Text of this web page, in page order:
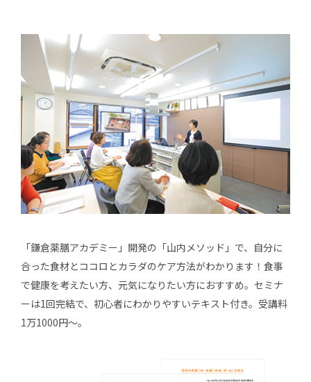
「鎌倉薬膳アカデミー」開発の「山内メソッド」で、自分に
合った食材とココロとカラダのケア方法がわかります！食事
で健康を考えたい方、元気になりたい方におすすめ。セミナ
ーは1回完結で、初心者にわかりやすいテキスト付き。受講料
1万1000円〜。